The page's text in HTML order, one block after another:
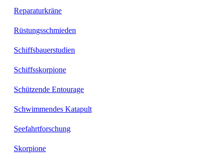
Reparaturkräne
Rüstungsschmieden
Schiffsbauerstudien
Schiffsskorpione
Schützende Entourage
Schwimmendes Katapult
Seefahrtforschung
Skorpione